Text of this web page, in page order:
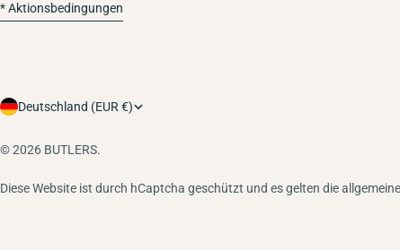
* Aktionsbedingungen
Land/Region Deutschland (EUR €)
© 2026 BUTLERS.
Diese Website ist durch hCaptcha geschützt und es gelten die